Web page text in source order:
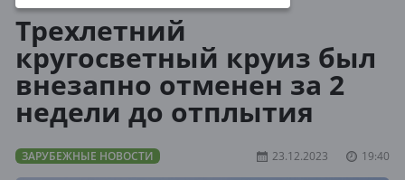
Трехлетний
кругосветный круиз был
внезапно отменен за 2
недели до отплытия
ЗАРУБЕЖНЫЕ НОВОСТИ 23.12.2023 19:40